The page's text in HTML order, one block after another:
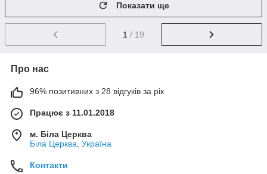
Показати ще
1 / 19
Про нас
96% позитивних з 28 відгуків за рік
Працює з 11.01.2018
м. Біла Церква
Біла Церква, Україна
Контакти